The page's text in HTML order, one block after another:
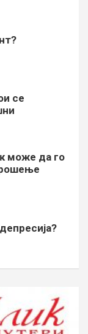
се
може да го